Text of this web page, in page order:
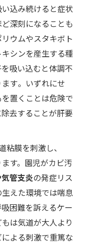
込み続けると症状
深刻になることも
ウムやスタキボト
シンを産生する種
吸い込むと体調不
す​。いずれにせ
置くことは危険で
去することが肝要
粘膜を刺激し、
す。園児がカビ汚
管支炎の発症リス
えた環境では喘息
困難を訴えるケー
は気道が大人より
よる刺激で重篤な